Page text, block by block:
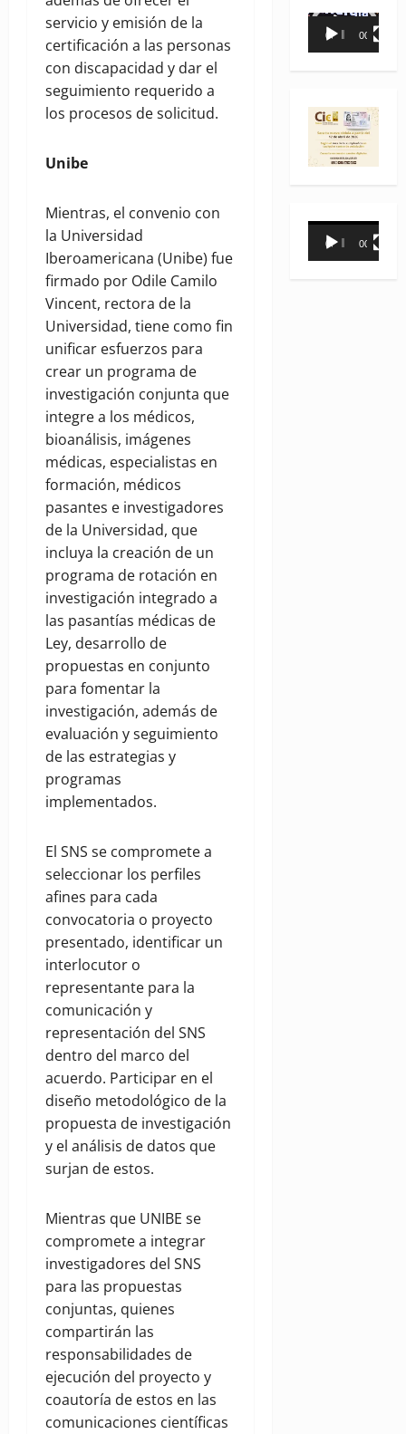
servicio y emisión de la
certificación a las personas
con discapacidad y dar el
seguimiento requerido a
los procesos de solicitud.
Unibe
Mientras, el convenio con
la Universidad
Iberoamericana (Unibe) fue
firmado por Odile Camilo
Vincent, rectora de la
Universidad, tiene como fin
unificar esfuerzos para
crear un programa de
investigación conjunta que
integre a los médicos,
bioanálisis, imágenes
médicas, especialistas en
formación, médicos
pasantes e investigadores
de la Universidad, que
incluya la creación de un
programa de rotación en
investigación integrado a
las pasantías médicas de
Ley, desarrollo de
propuestas en conjunto
para fomentar la
investigación, además de
evaluación y seguimiento
de las estrategias y
programas
implementados.
El SNS se compromete a
seleccionar los perfiles
afines para cada
convocatoria o proyecto
presentado, identificar un
interlocutor o
representante para la
comunicación y
representación del SNS
dentro del marco del
acuerdo. Participar en el
diseño metodológico de la
propuesta de investigación
y el análisis de datos que
surjan de estos.
Mientras que UNIBE se
compromete a integrar
investigadores del SNS
para las propuestas
conjuntas, quienes
compartirán las
responsabilidades de
ejecución del proyecto y
coautoría de estos en las
comunicaciones científicas
Reproductor
00:00 00:35
Reproductor
00:00 00:31